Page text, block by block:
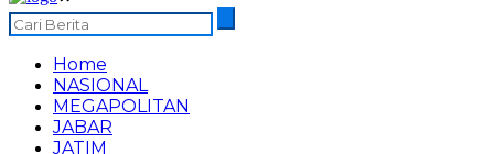
Home
NASIONAL
MEGAPOLITAN
JABAR
JATIM